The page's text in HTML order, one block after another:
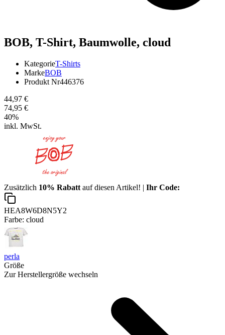
BOB, T-Shirt, Baumwolle, cloud
KategorieT-Shirts
MarkeBOB
Produkt Nr446376
44,97 €
74,95 €
40%
inkl. MwSt.
Zusätzlich 10% Rabatt auf diesen Artikel! | Ihr Code:
HEA8W6D8N5Y2
Farbe: cloud
perla
Größe
Zur Herstellergröße wechseln